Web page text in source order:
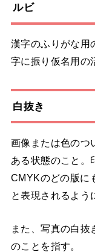
ルビ
漢字のふりがな用
字に振り仮名用の
白抜き
画像または色のつ
ある状態のこと。
CMYKのどの版に
と表現されるよう
また、写真の白
のことを指す。